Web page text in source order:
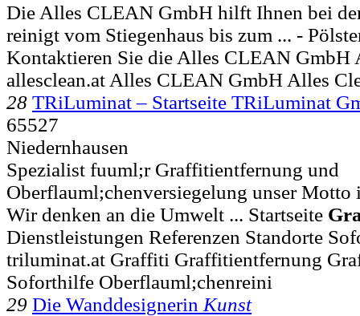
Die Alles CLEAN GmbH hilft Ihnen bei
reinigt vom Stiegenhaus bis zum ... -
Kontaktieren Sie die Alles CLEAN
allesclean.at Alles CLEAN GmbH Alles
28 TRiLuminat – Startseite TRiLuminat
65527
Niedernhausen
Spezialist fuuml;r Graffitientfernung und
Oberflauml;chenversiegelung unser
Wir denken an die Umwelt ... Startseite
Dienstleistungen Referenzen Standorte
triluminat.at Graffiti Graffitientfernung
Soforthilfe Oberflauml;chenreini
29 Die Wanddesignerin Kunst